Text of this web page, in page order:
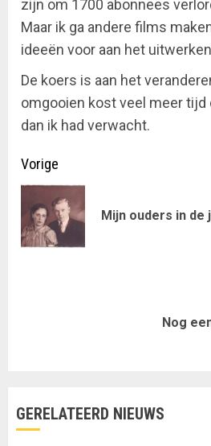
zijn om 1700 abonnees
Maar ik ga andere films
ideeën voor aan het
De koers is aan het
omgooien kost veel meer tijd
dan ik had verwacht.
Doorgaan
met
lezen
Vorige
Mijn ouders in de
Nog
GERELATEERD NIEUWS